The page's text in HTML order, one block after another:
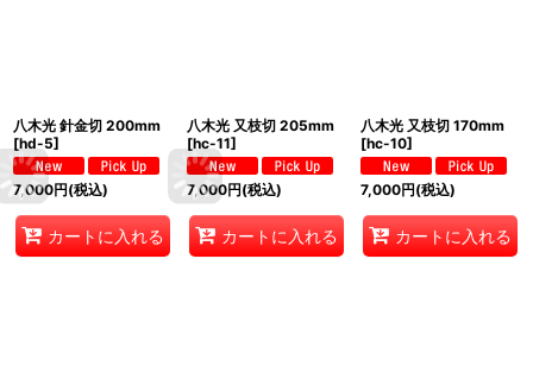
八木光 針金切 200mm
[hd-5]
7,000円(税込)
カートに入れる
八木光 又枝切 205mm
[hc-11]
7,000円(税込)
カートに入れる
八木光 又枝切 170mm
[hc-10]
7,000円(税込)
カートに入れる